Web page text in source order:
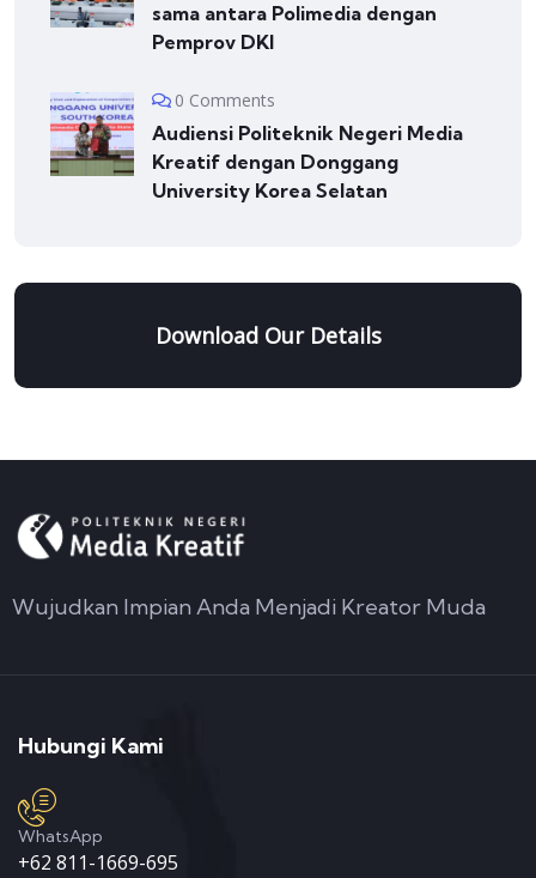
sama antara Polimedia dengan
Pemprov DKI
0 Comments
Audiensi Politeknik Negeri Media
Kreatif dengan Donggang
University Korea Selatan
Download Our Details
Wujudkan Impian Anda Menjadi Kreator Muda
Hubungi Kami
WhatsApp
+62 811-1669-695